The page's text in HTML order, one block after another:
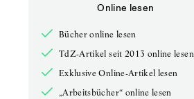
Online lesen
Bücher online lesen
TdZ-Artikel seit 2013 online lesen
Exklusive Online-Artikel lesen
„Arbeitsbücher“ online lesen